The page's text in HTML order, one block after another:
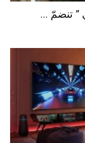
” تنضمّ ...